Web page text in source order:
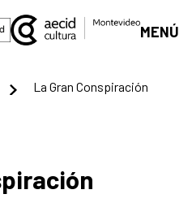
MENÚ
La Gran Conspiración